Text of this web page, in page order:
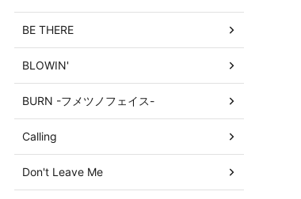
BE THERE
BLOWIN'
BURN -フメツノフェイス-
Calling
Don't Leave Me